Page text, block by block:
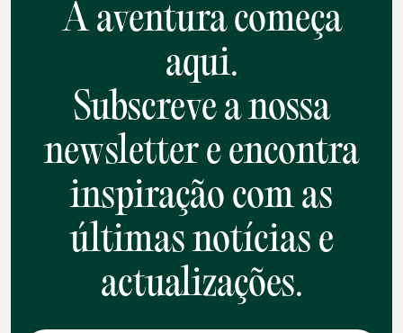
A aventura começa
aqui.
Subscreve a nossa
newsletter e encontra
inspiração com as
últimas notícias e
actualizações.